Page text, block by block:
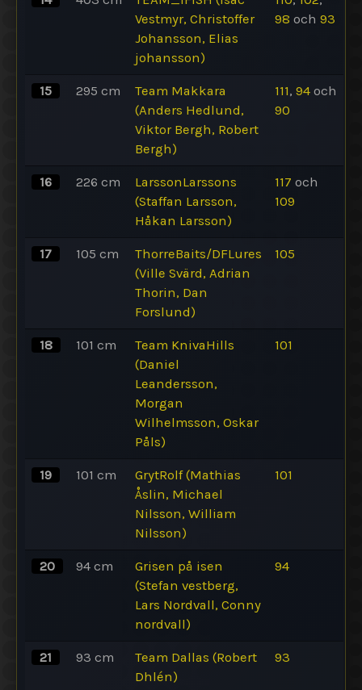
Vestmyr, Christoffer
Johansson, Elias
johansson)
98 och 93
15 295 cm
Team Makkara
(Anders Hedlund,
Viktor Bergh, Robert
Bergh)
111, 94 och
90
16 226 cm
LarssonLarssons
(Staffan Larsson,
Håkan Larsson)
117 och
109
17 105 cm
ThorreBaits/DFLures
(Ville Svärd, Adrian
Thorin, Dan
Forslund)
105
18 101 cm
Team KnivaHills
(Daniel
Leandersson,
Morgan
Wilhelmsson, Oskar
Påls)
101
19 101 cm
GrytRolf (Mathias
Åslin, Michael
Nilsson, William
Nilsson)
101
20 94 cm
Grisen på isen
(Stefan vestberg,
Lars Nordvall, Conny
nordvall)
94
21 93 cm
Team Dallas (Robert
Dhlén)
93